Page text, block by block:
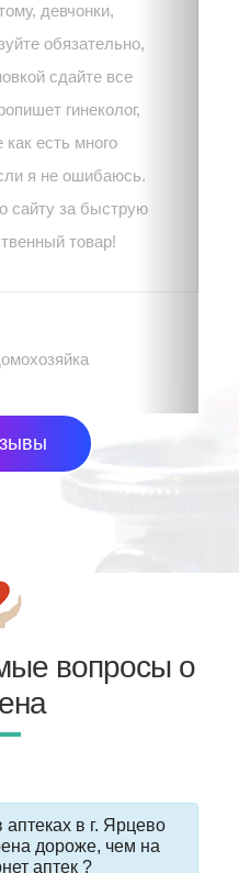
девчонки,
обязательно,
сдайте все
гинеколог,
есть много
я не ошибаюсь.
сайту за быструю
товар!
вопросы о
в г. Ярцево
дороже, чем на
аптек ?